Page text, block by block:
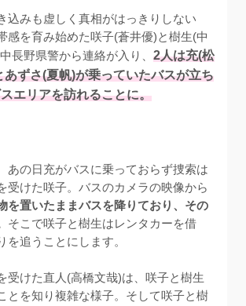
込みも虚しく真相がはっきりしない
感を育み始めた咲子(蒼井優)と樹生(中
長野県警から連絡が入り、 2人は充(松
あずさ(夏帆)が乗っていたバスが立ち
エリアを訪れることに。
あの日充がバスに乗っておらず捜索は
受けた咲子。バスのカメラの映像から
を置いたままバスを降りており、その
そこで咲子と樹生はレンタカーを借
を追うことにします。
受けた直人(高橋文哉)は、咲子と樹生
とを知り複雑な様子。そして咲子と樹